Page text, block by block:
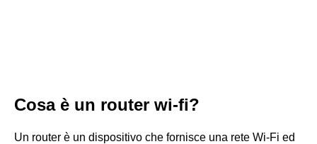
Cosa è un router wi-fi?
Un router è un dispositivo che fornisce una rete Wi-Fi ed